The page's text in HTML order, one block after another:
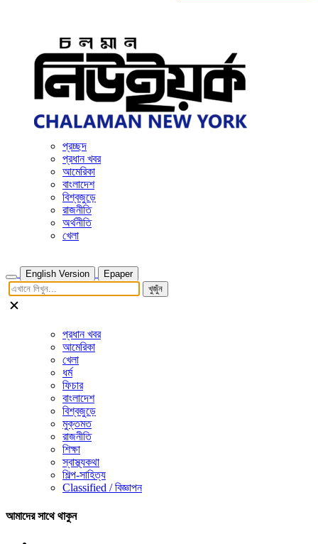
প্রচ্ছদ
প্রধান খবর
আমেরিকা
বাংলাদেশ
বিশ্বজুড়ে
রাজনীতি
অর্থনীতি
খেলা
English Version
Epaper
খুজুঁন
প্রধান খবর
আমেরিকা
খেলা
ধর্ম
ফিচার
বাংলাদেশ
বিশ্বজুড়ে
মুক্তমত
রাজনীতি
শিক্ষা
স্বাস্থ্যকথা
শিল্প-সাহিত্য
Classified / বিজ্ঞাপন
আমাদের সাথে থাকুন